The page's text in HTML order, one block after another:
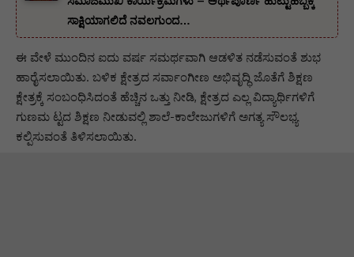
ಸಾಕ್ಷಿಯಾಗಲಿದೆ ನವಲಗುಂದ…
ಈ ವೇಳೆ ಮುಂದಿನ ಐದು ವರ್ಷ ಸಮರ್ಥವಾಗಿ ಆಡಳಿತ ನಡೆಸುವಂತೆ ಶುಭ
ಹಾರೈಸಲಾಯಿತು. ಬಳಿಕ ಕ್ಷೇತ್ರದ ಸರ್ವಾಂಗೀಣ ಅಭಿವೃದ್ಧಿ ಜೊತೆಗೆ ಶಿಕ್ಷಣ
ಕ್ಷೇತ್ರಕ್ಕೆ ಸಂಬಂಧಿಸಿದಂತೆ ಹೆಚ್ಚಿನ ಒತ್ತು ನೀಡಿ, ಕ್ಷೇತ್ರದ ಎಲ್ಲ ವಿದ್ಯಾರ್ಥಿಗಳಿಗೆ
ಗುಣಮ ಟ್ಟದ ಶಿಕ್ಷಣ ನೀಡುವಲ್ಲಿ ಶಾಲೆ-ಕಾಲೇಜುಗಳಿಗೆ ಅಗತ್ಯ ಸೌಲಭ್ಯ
ಕಲ್ಪಿಸುವಂತೆ ತಿಳಿಸಲಾಯಿತು.